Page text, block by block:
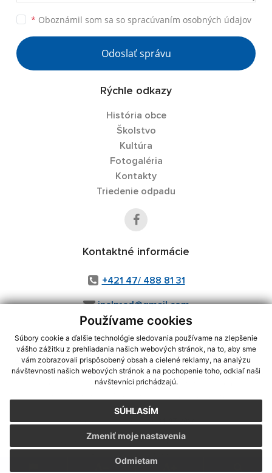
Používame cookies
Súbory cookie a ďalšie technológie sledovania používame na zlepšenie
vášho zážitku z prehliadania našich webových stránok, na to, aby sme
vám zobrazovali prispôsobený obsah a cielené reklamy, na analýzu
návštevnosti našich webových stránok a na pochopenie toho, odkiaľ naši
návštevníci prichádzajú.
SÚHLASÍM
Odmietam
Zmeniť moje nastavenia
* Oboznámil som sa so spracúvaním osobných údajov
Odoslať správu
Rýchle odkazy
História obce
Školstvo
Kultúra
Fotogaléria
Kontakty
Triedenie odpadu
Kontaktné informácie
+421 47/ 488 81 31
ipelpred@gmail.com
využite možnosť získavania aktuálnych informácií s využitím RSS
CMS systém (redakčný) systém ECHELON 2,Mapa stránok,web portál
webex.digital, s.r.o.,domény,registrácia domény
Posledná aktualizácia:31.07.2026
Vytlačiť stránku|Vyhlásenie o prístupnosti